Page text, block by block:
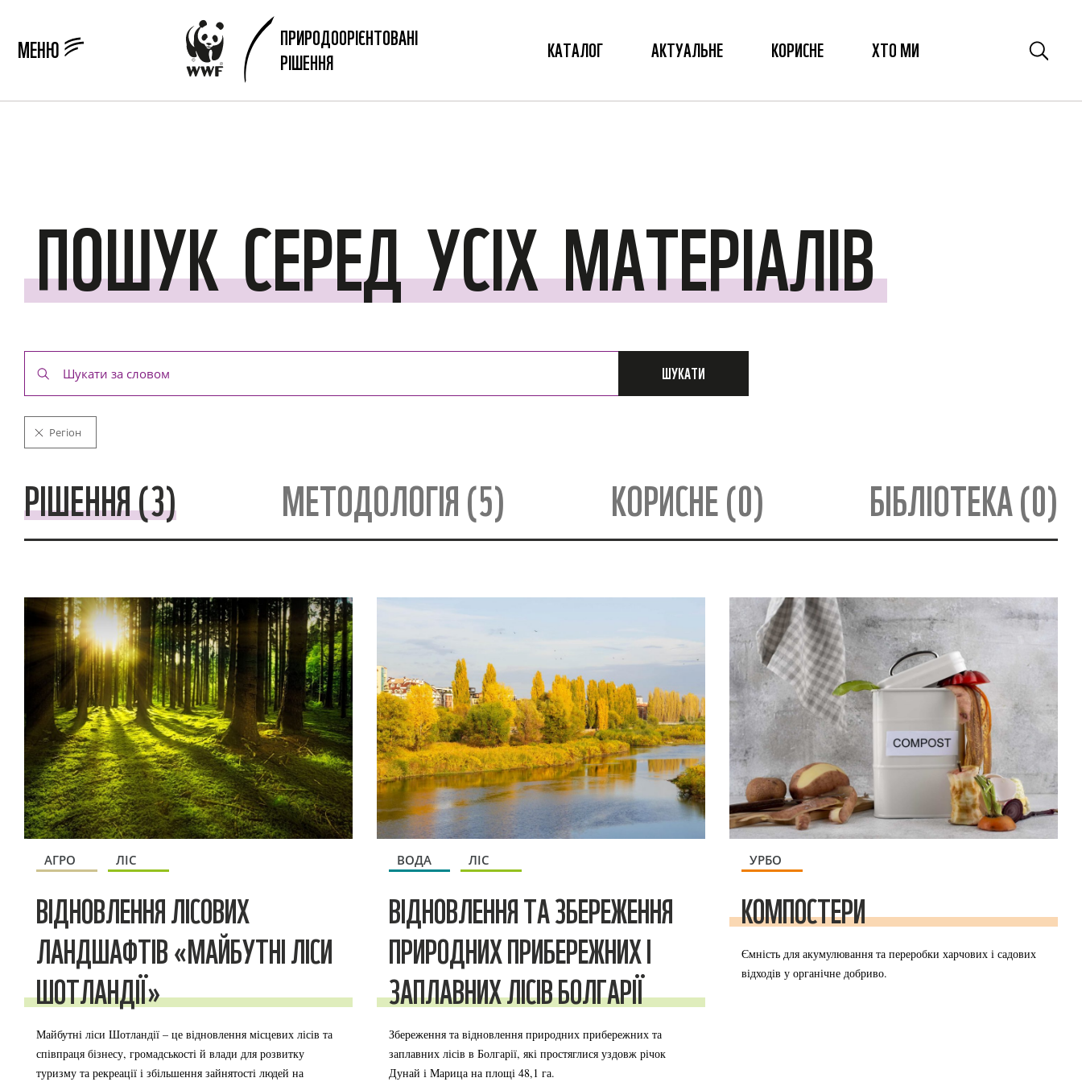
МЕНЮ
ПРИРОДООРІЄНТОВАНІ
РІШЕННЯ
КАТАЛОГ АКТУАЛЬНЕ КОРИСНЕ ХТО МИ
ПОШУК СЕРЕД УСІХ МАТЕРІАЛІВ
ШУКАТИ
Регіон
РІШЕННЯ (3) МЕТОДОЛОГІЯ (5) КОРИСНЕ (0) БІБЛІОТЕКА (0)
АГРО ЛІС
ВІДНОВЛЕННЯ ЛІСОВИХ
ЛАНДШАФТІВ «МАЙБУТНІ ЛІСИ
ШОТЛАНДІЇ»
Майбутні ліси Шотландії – це відновлення місцевих лісів та
співпраця бізнесу, громадськості й влади для розвитку
туризму та рекреації і збільшення зайнятості людей на
ВОДА ЛІС
ВІДНОВЛЕННЯ ТА ЗБЕРЕЖЕННЯ
ПРИРОДНИХ ПРИБЕРЕЖНИХ І
ЗАПЛАВНИХ ЛІСІВ БОЛГАРІЇ
Збереження та відновлення природних прибережних та
заплавних лісів в Болгарії, які простяглися уздовж річок
Дунай і Марица на площі 48,1 га.
УРБО
КОМПОСТЕРИ
Ємність для акумулювання та переробки харчових і садових
відходів у органічне добриво.